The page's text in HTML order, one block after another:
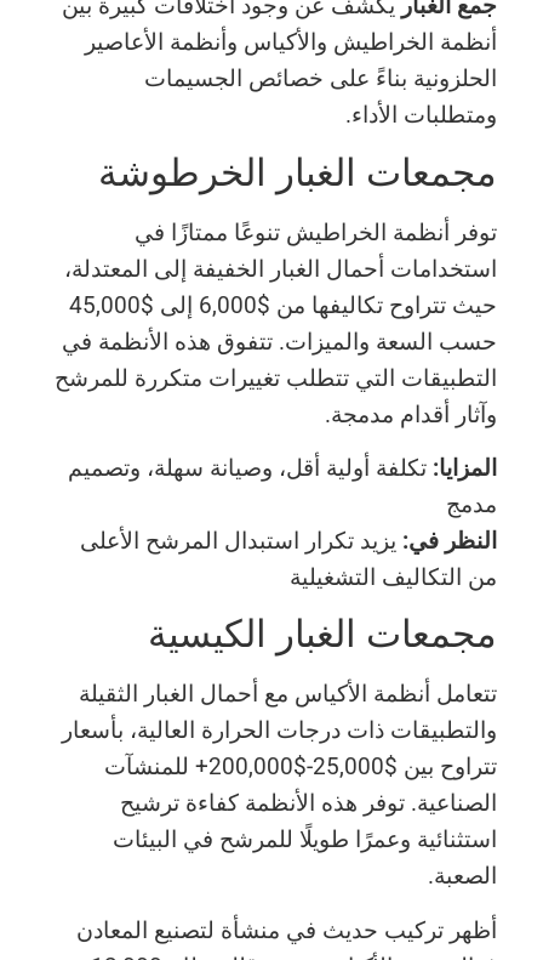
جمع الغباريكشف عن وجود اختلافات كبيرة بين
أنظمة الخراطيش والأكياس وأنظمة الأعاصير
الحلزونية بناءً على خصائص الجسيمات
ومتطلبات الأداء.
مجمعات الغبار الخرطوشة
توفر أنظمة الخراطيش تنوعًا ممتازًا في
استخدامات أحمال الغبار الخفيفة إلى المعتدلة،
حيث تتراوح تكاليفها من $6,000 إلى $45,000
حسب السعة والميزات. تتفوق هذه الأنظمة في
التطبيقات التي تتطلب تغييرات متكررة للمرشح
وآثار أقدام مدمجة.
المزايا:تكلفة أولية أقل، وصيانة سهلة، وتصميم
مدمج
النظر في:يزيد تكرار استبدال المرشح الأعلى
من التكاليف التشغيلية
مجمعات الغبار الكيسية
تتعامل أنظمة الأكياس مع أحمال الغبار الثقيلة
والتطبيقات ذات درجات الحرارة العالية، بأسعار
تتراوح بين $25,000-$200,000+ للمنشآت
الصناعية. توفر هذه الأنظمة كفاءة ترشيح
استثنائية وعمرًا طويلًا للمرشح في البيئات
الصعبة.
أظهر تركيب حديث في منشأة لتصنيع المعادن